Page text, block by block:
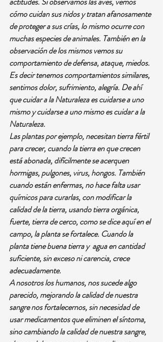
cómo cuidan sus nidos y tratan afanosamente
de proteger a sus crías, lo mismo ocurre con
muchas especies de animales. También en la
observación de los mismos vemos su
comportamiento de defensa, ataque, miedos.
Es decir tenemos comportamientos similares,
sentimos dolor, sufrimiento, alegría. De ahí
que cuidar a la Naturaleza es cuidarse a uno
mismo y cuidarse a uno mismo es cuidar a la
Naturaleza.
Las plantas por ejemplo, necesitan tierra fértil
para crecer, cuando la tierra en que crecen
está abonada, difícilmente se acerquen
hormigas, pulgones, virus, hongos. También
cuando están enfermas, no hace falta usar
químicos para curarlas, con modificar la
calidad de la tierra, usando tierra orgánica,
fuerte, tierra de cerco, como se dice aquí en el
campo, la planta se fortalece. Cuando la
planta tiene buena tierra y  agua en cantidad
suficiente, sin exceso ni carencia, crece
adecuadamente.
A nosotros los humanos, nos sucede algo
parecido, mejorando la calidad de nuestra
sangre nos fortalecernos, sin necesidad de
usar medicamentos que eliminen el síntoma,
sino cambiando la calidad de nuestra sangre,